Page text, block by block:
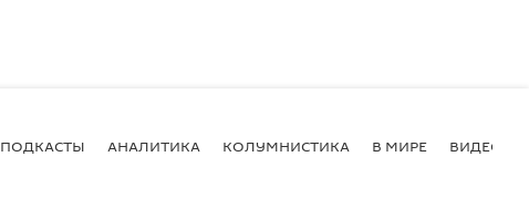
ПОДКАСТЫ АНАЛИТИКА КОЛУМНИСТИКА В МИРЕ ВИДЕО